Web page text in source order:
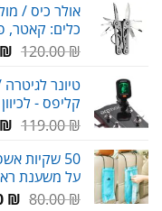
אולר כיס /
כלים: קאטר,
120.00₪
₪.
₪
טיונר
קליפס -
119.00₪
₪.
₪
50 שקיות
על משענת
80.00₪
₪